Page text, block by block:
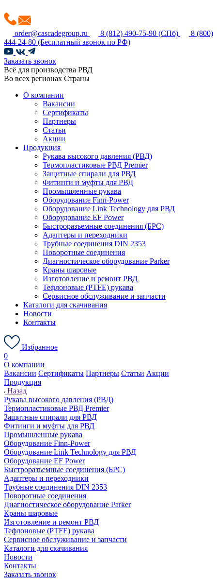
order@cascadegroup.ru 8 (812) 490-75-90 (СПб)
8 (800)
444-24-80 (Бесплатный звонок по РФ)
Заказать звонок
Всё для производства РВД
Во всех регионах Страны
О компании
Вакансии
Сертификаты
Партнеры
Статьи
Акции
Продукция
Рукава высокого давления (РВД)
Термопластиковые РВД Premier
Защитные спирали для РВД
Фитинги и муфты для РВД
Промышленные рукава
Оборудование Finn-Power
Оборудование Link Technology для РВД
Оборудование EF Power
Быстроразъемные соединения (БРС)
Адаптеры и переходники
Трубные соединения DIN 2353
Поворотные соединения
Диагностическое оборудование Parker
Краны шаровые
Изготовление и ремонт РВД
Тефлоновые (PTFE) рукава
Сервисное обслуживание и запчасти
Каталоги для скачивания
Новости
Контакты
Избранное
0
О компании
Вакансии Сертификаты Партнеры Статьи Акции
Продукция
Назад
Рукава высокого давления (РВД)
Термопластиковые РВД Premier
Защитные спирали для РВД
Фитинги и муфты для РВД
Промышленные рукава
Оборудование Finn-Power
Оборудование Link Technology для РВД
Оборудование EF Power
Быстроразъемные соединения (БРС)
Адаптеры и переходники
Трубные соединения DIN 2353
Поворотные соединения
Диагностическое оборудование Parker
Краны шаровые
Изготовление и ремонт РВД
Тефлоновые (PTFE) рукава
Сервисное обслуживание и запчасти
Каталоги для скачивания
Новости
Контакты
Заказать звонок